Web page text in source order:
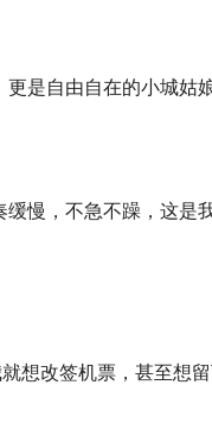
是自由自在的小城姑
慢，不急不躁，这是